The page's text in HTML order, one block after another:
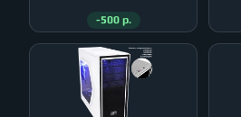
-500 р.